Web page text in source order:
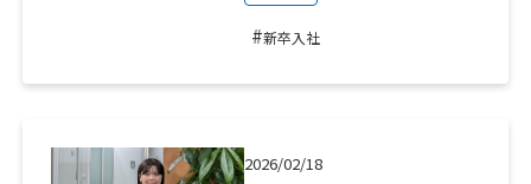
#新卒入社
2026/02/18